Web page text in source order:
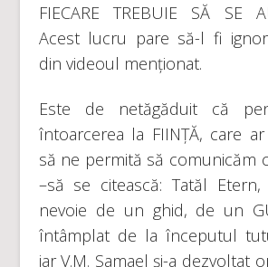
FIECARE TREBUIE SĂ SE
Acest lucru pare să-l fi
din videoul menționat.
Este de netăgăduit că
întoarcerea la FIINȚĂ, care
să ne permită să comunicăm
–să se citească: Tatăl Etern,
nevoie de un ghid, de un
întâmplat de la începutul
iar V.M. Samael și-a dezvoltat